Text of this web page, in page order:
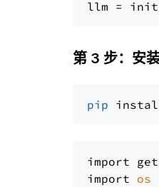
llm =
第 3 步：安
pip
import
import os